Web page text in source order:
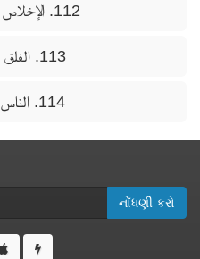
112. الإخلاص
113. الفلق
114. الناس
નોંધણી કરો